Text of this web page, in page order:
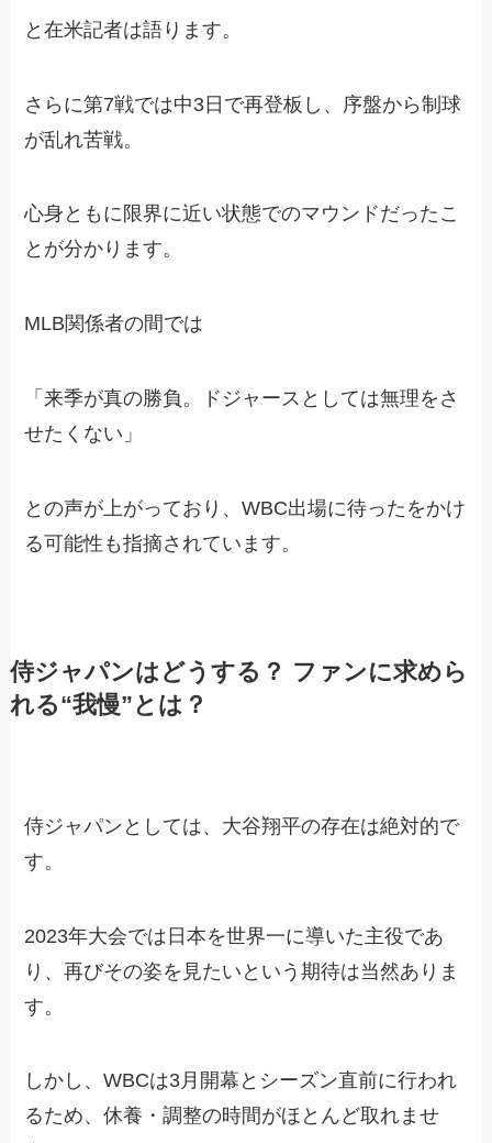
と在米記者は語ります。
さらに第7戦では中3日で再登板し、序盤から制球
が乱れ苦戦。
心身ともに限界に近い状態でのマウンドだったこ
とが分かります。
MLB関係者の間では
「来季が真の勝負。ドジャースとしては無理をさ
せたくない」
との声が上がっており、WBC出場に待ったをかけ
る可能性も指摘されています。
侍ジャパンはどうする？ ファンに求めら
れる“我慢”とは？
侍ジャパンとしては、大谷翔平の存在は絶対的で
す。
2023年大会では日本を世界一に導いた主役であ
り、再びその姿を見たいという期待は当然ありま
す。
しかし、WBCは3月開幕とシーズン直前に行われ
るため、休養・調整の時間がほとんど取れませ